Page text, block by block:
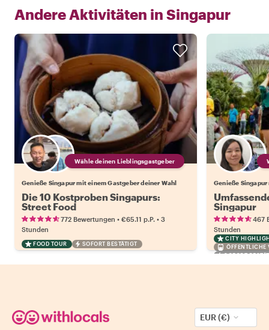
Andere Aktivitäten in Singapur
Wähle deinen Lieblingsgastgeber
Genieße Singapur mit einem Gastgeber deiner Wahl
Die 10 Kostproben Singapurs:
Street Food
772 Bewertungen • €65.11 p.P. • 3
Stunden
FOOD TOUR SOFORT BESTÄTIGT
Genieße
Singapur
467
Stunden
CITY
ÖFFENTLICHE
SOFORT
EUR (€)